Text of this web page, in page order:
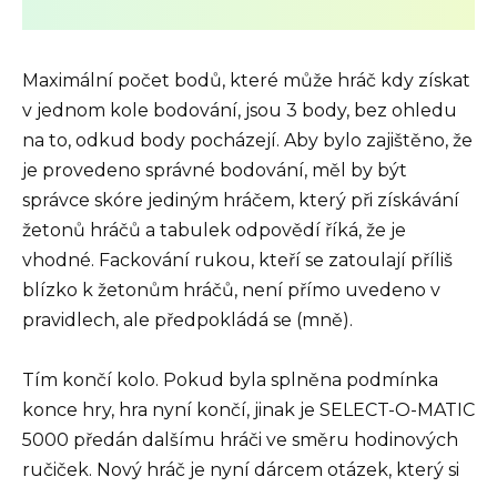
Maximální počet bodů, které může hráč kdy získat
v jednom kole bodování, jsou 3 body, bez ohledu
na to, odkud body pocházejí. Aby bylo zajištěno, že
je provedeno správné bodování, měl by být
správce skóre jediným hráčem, který při získávání
žetonů hráčů a tabulek odpovědí říká, že je
vhodné. Fackování rukou, kteří se zatoulají příliš
blízko k žetonům hráčů, není přímo uvedeno v
pravidlech, ale předpokládá se (mně).
Tím končí kolo. Pokud byla splněna podmínka
konce hry, hra nyní končí, jinak je SELECT-O-MATIC
5000 předán dalšímu hráči ve směru hodinových
ručiček. Nový hráč je nyní dárcem otázek, který si